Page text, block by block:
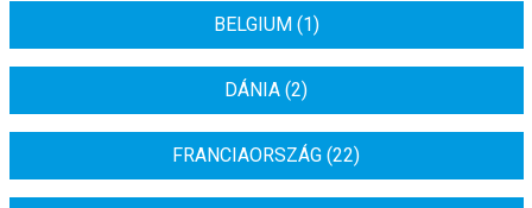
BELGIUM (1)
DÁNIA (2)
FRANCIAORSZÁG (22)